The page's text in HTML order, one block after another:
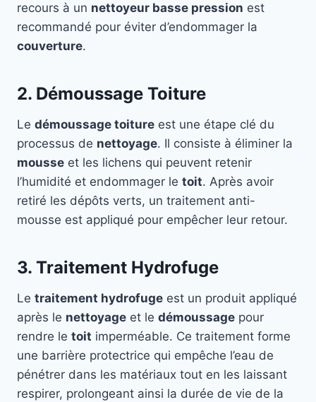
recours à un nettoyeur basse pression est
recommandé pour éviter d’endommager la
couverture.
2. Démoussage Toiture
Le démoussage toiture est une étape clé du
processus de nettoyage. Il consiste à éliminer la
mousse et les lichens qui peuvent retenir
l’humidité et endommager le toit. Après avoir
retiré les dépôts verts, un traitement anti-
mousse est appliqué pour empêcher leur retour.
3. Traitement Hydrofuge
Le traitement hydrofuge est un produit appliqué
après le nettoyage et le démoussage pour
rendre le toit imperméable. Ce traitement forme
une barrière protectrice qui empêche l’eau de
pénétrer dans les matériaux tout en les laissant
respirer, prolongeant ainsi la durée de vie de la